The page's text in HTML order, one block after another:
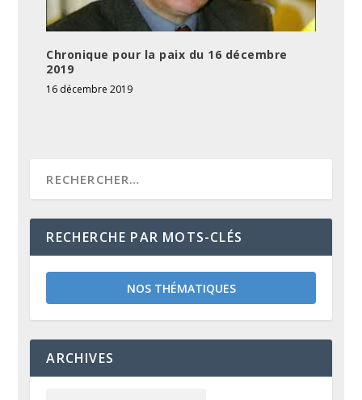
Chronique pour la paix du 16 décembre
2019
16 décembre 2019
RECHERCHE PAR MOTS-CLÉS
NOS THÉMATIQUES
ARCHIVES